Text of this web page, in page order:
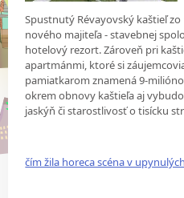
Spustnutý Révayovský kaštieľ
nového majiteľa - stavebnej
hotelový rezort. Zároveň pri
apartmánmi, ktoré si
pamiatkarom znamená 9-
okrem obnovy kaštieľa aj
jaskýň či starostlivosť o tisícku
čím žila horeca scéna v